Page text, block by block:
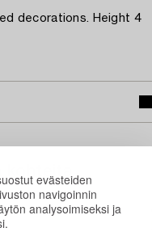
evästeiden
navigoinnin
analysoimiseksi ja
decorations. Height 4
kohteita